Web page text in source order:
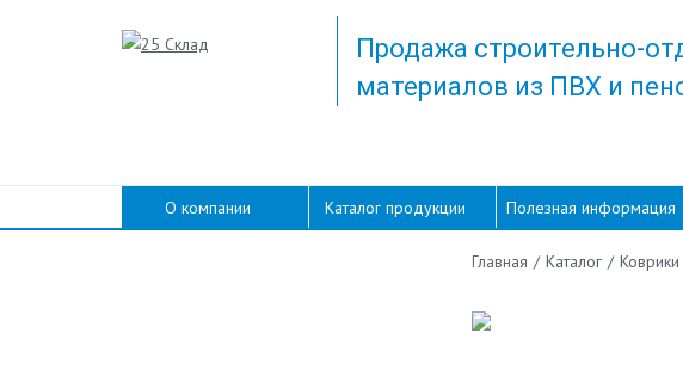
Продажа строительно-
материалов из ПВХ и
О компании Каталог продукции Полезная информация
Главная / Каталог / Коврики